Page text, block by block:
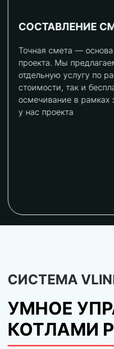
СОСТАВЛЕНИЕ
Точная смета —
проекта. Мы
отдельную услугу по
стоимости, так и
осмечивание в рамках
у нас проекта
СИСТЕМА
УМНОЕ
КОТЛАМИ